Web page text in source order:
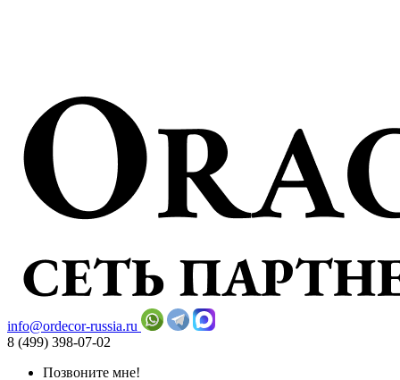
info@ordecor-russia.ru
8 (499) 398-07-02
Позвоните мне!